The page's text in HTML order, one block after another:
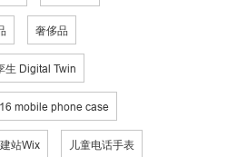
奢侈品
生 Digital Twin
mobile phone case
站Wix 儿童电话手表